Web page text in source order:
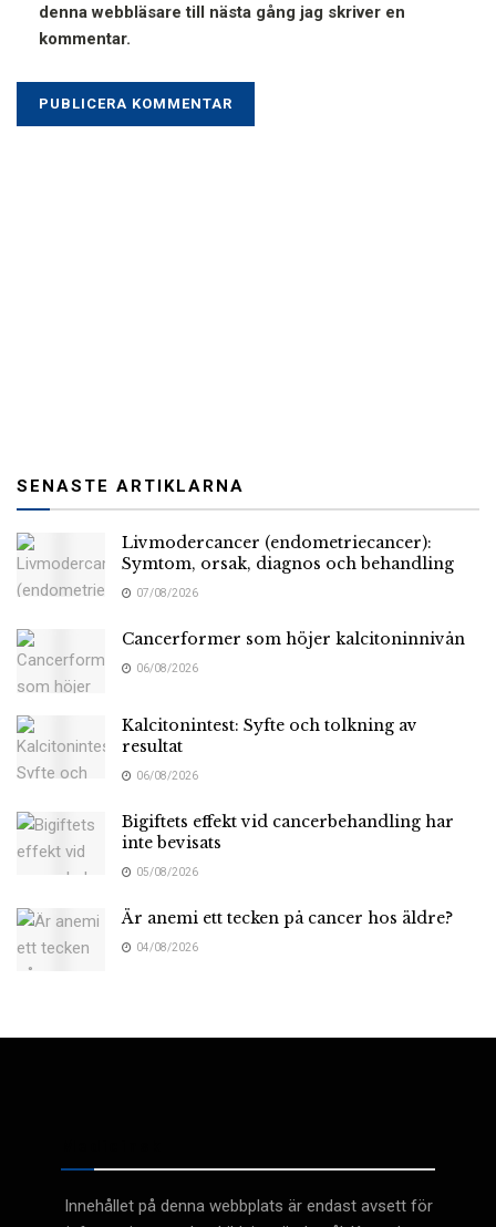
denna webbläsare till nästa gång jag skriver en
kommentar.
SENASTE ARTIKLARNA
Livmodercancer (endometriecancer):
Symtom, orsak, diagnos och behandling
07/08/2026
Cancerformer som höjer kalcitoninnivån
06/08/2026
Kalcitonintest: Syfte och tolkning av
resultat
06/08/2026
Bigiftets effekt vid cancerbehandling har
inte bevisats
05/08/2026
Är anemi ett tecken på cancer hos äldre?
04/08/2026
Innehållet på denna webbplats är endast avsett för